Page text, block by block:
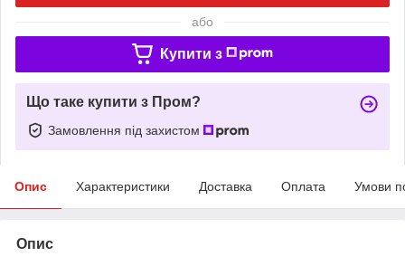
або
Купити з
Що таке купити з Пром?
Замовлення під захистом
Опис Характеристики Доставка Оплата Умови
Опис